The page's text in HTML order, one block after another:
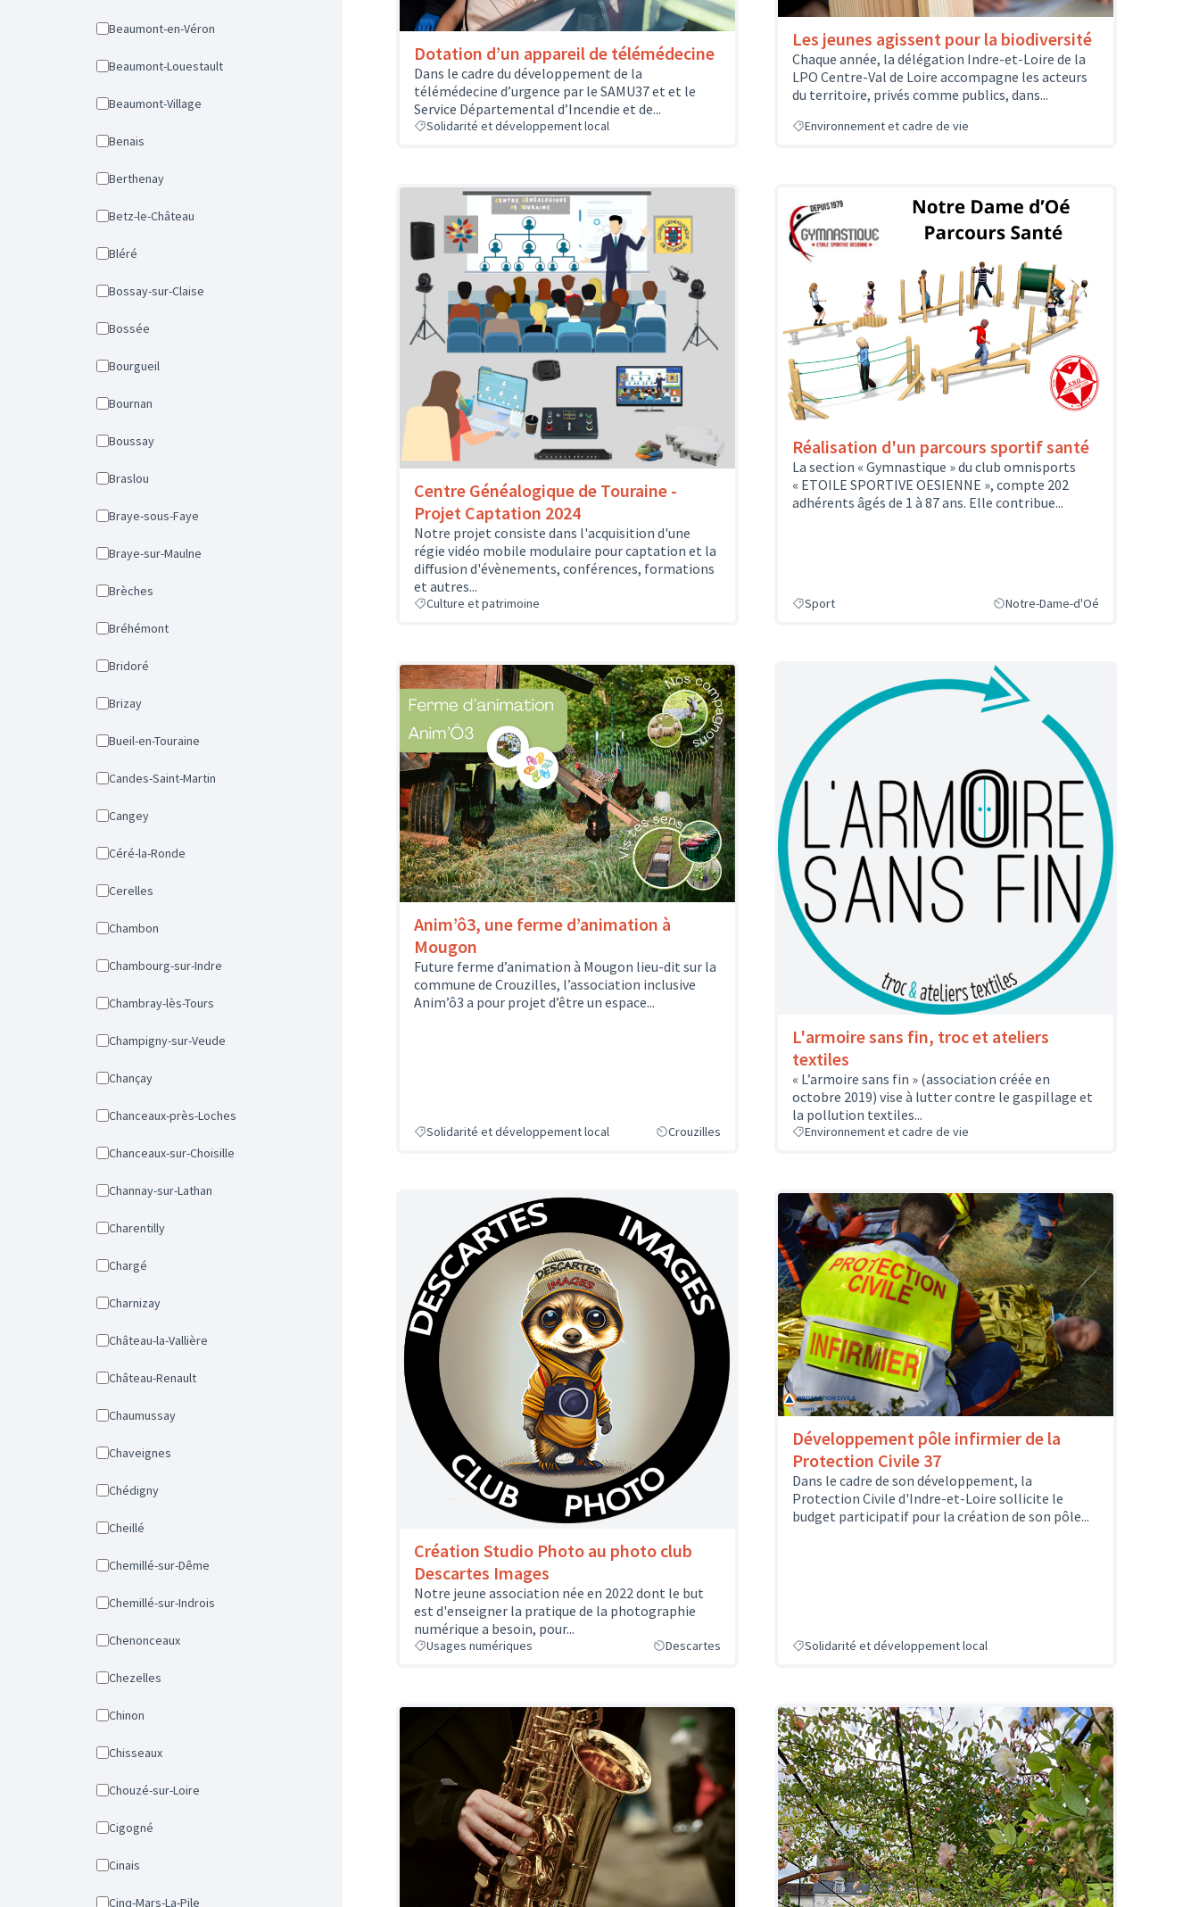
Beaumont-en-Véron
Beaumont-Louestault
Beaumont-Village
Benais
Berthenay
Betz-le-Château
Bléré
Bossay-sur-Claise
Bossée
Bourgueil
Bournan
Boussay
Braslou
Braye-sous-Faye
Braye-sur-Maulne
Brèches
Bréhémont
Bridoré
Brizay
Bueil-en-Touraine
Candes-Saint-Martin
Cangey
Céré-la-Ronde
Cerelles
Chambon
Chambourg-sur-Indre
Chambray-lès-Tours
Champigny-sur-Veude
Chançay
Chanceaux-près-Loches
Chanceaux-sur-Choisille
Channay-sur-Lathan
Charentilly
Chargé
Charnizay
Château-la-Vallière
Château-Renault
Chaumussay
Chaveignes
Chédigny
Cheillé
Chemillé-sur-Dême
Chemillé-sur-Indrois
Chenonceaux
Chezelles
Chinon
Chisseaux
Chouzé-sur-Loire
Cigogné
Cinais
Cinq-Mars-La-Pile
Dotation d’un appareil de télémédecine
Dans le cadre du développement de la
télémédecine d’urgence par le SAMU37 et et le
Service Départemental d’Incendie et de...
Solidarité et développement local
Les jeunes agissent pour la biodiversité
Chaque année, la délégation Indre-et-Loire de la
LPO Centre-Val de Loire accompagne les acteurs
du territoire, privés comme publics, dans...
Environnement et cadre de vie
Centre Généalogique de Touraine -
Projet Captation 2024
Notre projet consiste dans l'acquisition d'une
régie vidéo mobile modulaire pour captation et la
diffusion d'évènements, conférences, formations
et autres...
Culture et patrimoine
Réalisation d'un parcours sportif santé
La section « Gymnastique » du club omnisports
« ETOILE SPORTIVE OESIENNE », compte 202
adhérents âgés de 1 à 87 ans. Elle contribue...
Sport Notre-Dame-d'Oé
Anim’ô3, une ferme d’animation à
Mougon
Future ferme d’animation à Mougon lieu-dit sur la
commune de Crouzilles, l’association inclusive
Anim’ô3 a pour projet d’être un espace...
Solidarité et développement local Crouzilles
L'armoire sans fin, troc et ateliers
textiles
« L’armoire sans fin » (association créée en
octobre 2019) vise à lutter contre le gaspillage et
la pollution textiles...
Environnement et cadre de vie
Création Studio Photo au photo club
Descartes Images
Notre jeune association née en 2022 dont le but
est d'enseigner la pratique de la photographie
numérique a besoin, pour...
Usages numériques Descartes
Développement pôle infirmier de la
Protection Civile 37
Dans le cadre de son développement, la
Protection Civile d'Indre-et-Loire sollicite le
budget participatif pour la création de son pôle...
Solidarité et développement local